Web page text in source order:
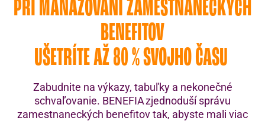
PRI MANAŽOVANÍ ZAMESTNANECKÝCH
BENEFITOV
UŠETRÍTE AŽ 80 % SVOJHO ČASU
Zabudnite na výkazy, tabuľky a nekonečné
schvaľovanie. BENEFIA zjednoduší správu
zamestnaneckých benefitov tak, abyste mali viac